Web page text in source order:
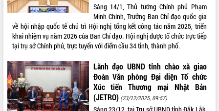
Thường trực HĐND tỉnh Đắk Lắk gặp
mặt Đoàn chuyên gia y tế TP. Hồ Chí
Minh
Lễ truy điệu và an táng hài cốt liệt sĩ
tại Nghĩa trang Liệt sĩ xã Sơn Hòa
Bàn giải pháp tháo gỡ khó khăn trong
xuất khẩu sầu riêng và triển khai quy
định EUDR
Thứ trưởng Bộ Nông nghiệp và Môi
trường Nguyễn Hoàng Hiệp khảo sát
THỐNG KÊ TRUY CẬP
Hôm nay: 4758
Tất cả: 66050081
Sáng 14/1, Thủ tướng Chính phủ Phạm
Minh Chính, Trưởng Ban Chỉ đạo quốc gia
về hội nhập quốc tế chủ trì Hội nghị tổng kết công tác năm 2025, triển
khai nhiệm vụ năm 2026 của Ban Chỉ đạo. Hội nghị được tổ chức trực tiếp
tại trụ sở Chính phủ, trực tuyến với điểm cầu 34 tỉnh, thành phố.
Lãnh đạo UBND tỉnh chào xã giao
Đoàn Văn phòng Đại diện Tổ chức
Xúc tiến Thương mại Nhật Bản
(JETRO) (23/12/2025, 09:57)